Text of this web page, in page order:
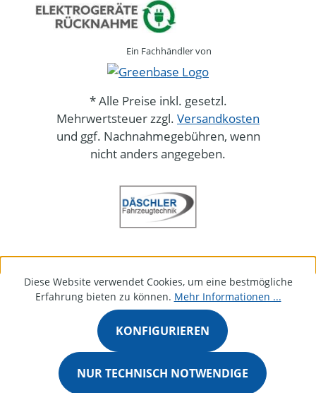
Ein Fachhändler von
* Alle Preise inkl. gesetzl.
Mehrwertsteuer zzgl. Versandkosten
und ggf. Nachnahmegebühren, wenn
nicht anders angegeben.
Diese Website verwendet Cookies, um eine bestmögliche
Erfahrung bieten zu können. Mehr Informationen ...
NUR TECHNISCH NOTWENDIGE
KONFIGURIEREN